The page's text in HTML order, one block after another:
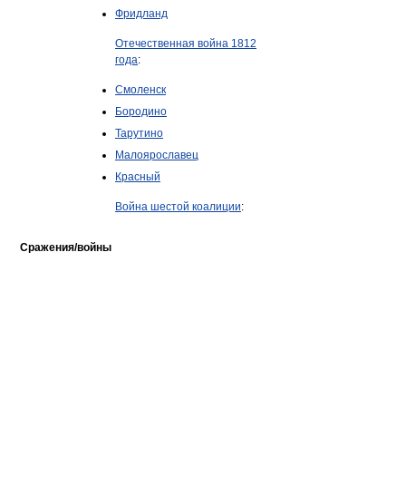
Сражения/войны
Фридланд
Отечественная война 1812
года:
Смоленск
Бородино
Тарутино
Малоярославец
Красный
Война шестой коалиции: